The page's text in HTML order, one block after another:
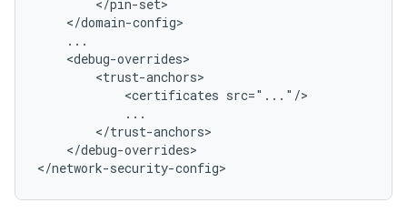
<certificates
</debug-overrides>
</network-security-config>